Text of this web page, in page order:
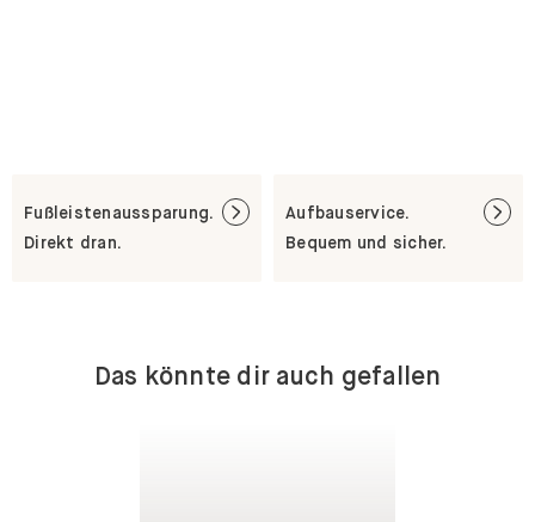
Fußleistenaussparung.
Direkt dran.
Aufbauservice.
Bequem und sicher.
Das könnte dir auch gefallen